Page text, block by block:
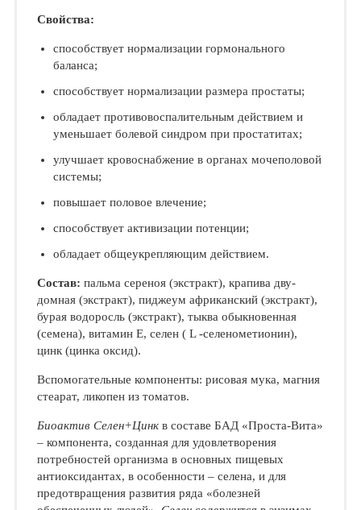
Свойства:
способствует нормализации гормонального
баланса;
способствует нормализации размера простаты;
обладает противовоспалительным дей­ствием и
уменьшает болевой синдром при простатитах;
улучшает кровоснабжение в органах мо­чеполовой
системы;
повышает половое влечение;
способствует активизации потенции;
обладает общеукрепляющим действием.
Состав: пальма сереноя (экстракт), крапива дву­
домная (экстракт), пиджеум африканский (экстракт),
бурая водоросль (экстракт), тыква обыкновенная
(семена), витамин Е, селен ( L -селенометионин),
цинк (цинка оксид).
Вспомогательные компоненты: рисовая мука, магния
стеарат, ликопен из томатов.
Биоактив Селен+Цинкв составе БАД «Проста-Вита»
– компонента, созданная для удовлетворения
потребностей организма в основных пищевых
антиоксидантах, в осо­бенности – селена, и для
предотвращения развития ряда «болезней